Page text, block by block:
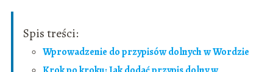
Spis treści:
Wprowadzenie do przypisów dolnych w Wordzie